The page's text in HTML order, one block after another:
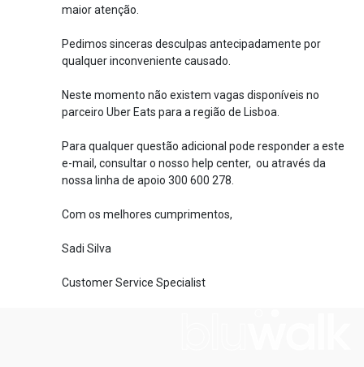
maior atenção.
Pedimos sinceras desculpas antecipadamente por
qualquer inconveniente causado.
Neste momento não existem vagas disponíveis no
parceiro Uber Eats para a região de Lisboa.
Para qualquer questão adicional pode responder a este
e-mail, consultar o nosso help center, ou através da
nossa linha de apoio 300 600 278.
Com os melhores cumprimentos,
Sadi Silva
Customer Service Specialist